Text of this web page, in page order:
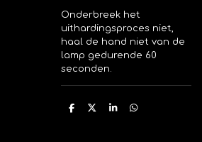
Onderbreek het
uithardingsproces niet,
haal de hand niet van de
lamp gedurende 60
seconden.
D
D
S
D